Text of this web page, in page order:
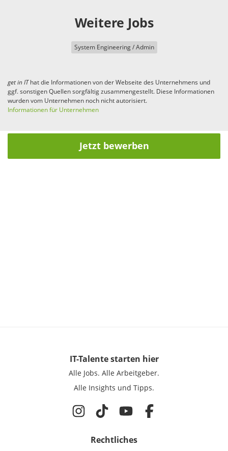
Weitere Jobs
System Engineering / Admin
get in IThat die Informationen von der Webseite des Unternehmens und
ggf. sonstigen Quellen sorgfältig zusammengestellt. Diese Informationen
wurden vom Unternehmen noch nicht autorisiert.
Informationen für Unternehmen
Jetzt bewerben
IT-Talentestarten hier
Alle Jobs. Alle Arbeitgeber.
Alle Insights und Tipps.
Rechtliches